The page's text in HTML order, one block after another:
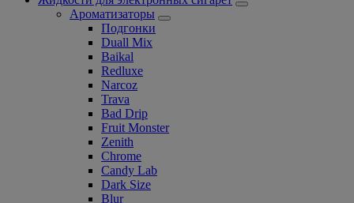
Ароматизаторы
Подгонки
Duall Mix
Baikal
Redluxe
Narcoz
Trava
Bad Drip
Fruit Monster
Zenith
Chrome
Candy Lab
Dark Size
Blur